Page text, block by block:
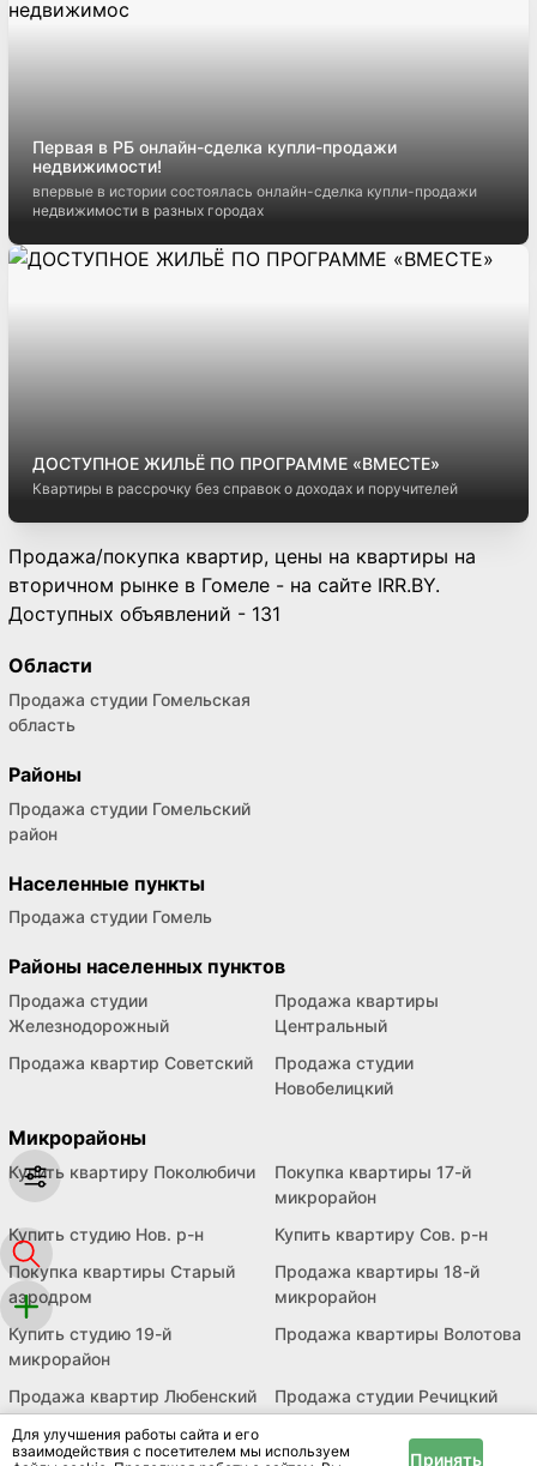
Первая в РБ онлайн-сделка купли-продажи
недвижимости!
впервые в истории состоялась онлайн-сделка купли-продажи
недвижимости в разных городах
ДОСТУПНОЕ ЖИЛЬЁ ПО ПРОГРАММЕ «ВМЕСТЕ»
Квартиры в рассрочку без справок о доходах и поручителей
Продажа/покупка квартир, цены на квартиры на
вторичном рынке в Гомеле - на сайте IRR.BY.
Доступных объявлений - 131
Области
Продажа студии Гомельская
область
Районы
Продажа студии Гомельский
район
Населенные пункты
Продажа студии Гомель
Районы населенных пунктов
Продажа студии
Железнодорожный
Продажа квартиры
Центральный
Продажа квартир Советский
Продажа студии
Новобелицкий
Микрорайоны
Купить квартиру Поколюбичи
Покупка квартиры 17-й
микрорайон
Купить студию Нов. р-н
Купить квартиру Сов. р-н
Покупка квартиры Старый
аэродром
Продажа квартиры 18-й
микрорайон
Купить студию 19-й
микрорайон
Продажа квартиры Волотова
Продажа квартир Любенский
Продажа студии Речицкий
Покупка квартиры
Фестивальный
горка
Для улучшения работы сайта и его
взаимодействия с посетителем мы используем
Принять